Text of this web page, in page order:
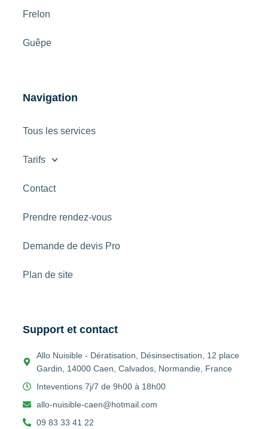
Frelon
Guêpe
Navigation
Tous les services
Tarifs
Contact
Prendre rendez-vous
Demande de devis Pro
Plan de site
Support et contact
Allo Nuisible - Dératisation, Désinsectisation, 12 place
Gardin, 14000 Caen, Calvados, Normandie, France
Inteventions 7j/7 de 9h00 à 18h00
allo-nuisible-caen@hotmail.com
09 83 33 41 22